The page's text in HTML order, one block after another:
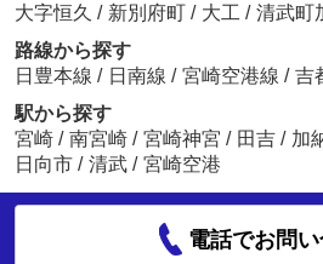
大字恒久 / 新別府町 / 大工 / 清武町
路線から探す
日豊本線 / 日南線 / 宮崎空港線 / 吉
駅から探す
宮崎 / 南宮崎 / 宮崎神宮 / 田吉 / 加
日向市 / 清武 / 宮崎空港
電話でお問